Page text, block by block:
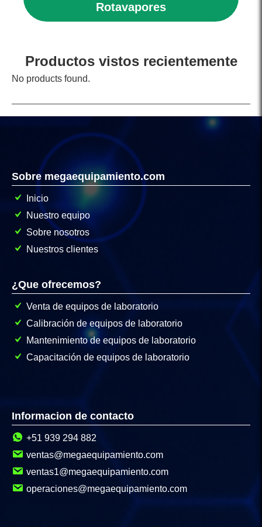
Rotavapores
Productos vistos recientemente
No products found.
Sobre megaequipamiento.com
Inicio
Nuestro equipo
Sobre nosotros
Nuestros clientes
¿Que ofrecemos?
Venta de equipos de laboratorio
Calibración de equipos de laboratorio
Mantenimiento de equipos de laboratorio
Capacitación de equipos de laboratorio
Informacion de contacto
+51 939 294 882
ventas@megaequipamiento.com
ventas1@megaequipamiento.com
operaciones@megaequipamiento.com